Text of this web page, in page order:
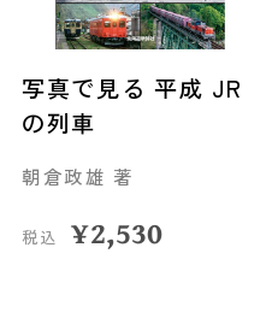
写真で見る 平成 JR
の列車
朝倉政雄 著
税込 ¥2,530